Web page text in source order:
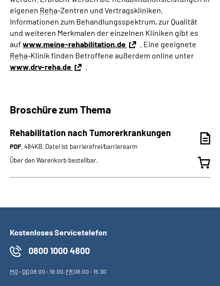
eigenen Reha-Zentren und Vertragskliniken.
Informationen zum Behandlungsspektrum, zur Qualität
und weiteren Merkmalen der einzelnen Kliniken gibt es
auf www.meine-rehabilitation.de
. Eine geeignete
Reha-Klinik finden Betroffene außerdem online unter
www.drv-reha.de
Broschüre zum Thema
Rehabilitation nach Tumorerkrankungen
PDF, 484KB, Datei ist barrierefrei⁄barrierearm
Über den Warenkorb bestellbar.
Kostenloses Servicetelefon
0800 1000 4800
MO- DO08:00 - 19:00, FR08:00 - 15:30